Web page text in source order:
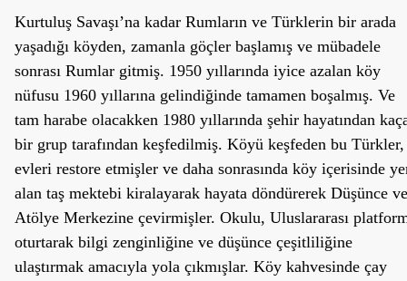
Kurtuluş Savaşı’na kadar Rumların ve Türklerin bir arada
yaşadığı köyden, zamanla göçler başlamış ve mübadele
sonrası Rumlar gitmiş. 1950 yıllarında iyice azalan köy
nüfusu 1960 yıllarına gelindiğinde tamamen boşalmış. Ve
tam harabe olacakken 1980 yıllarında şehir hayatından
bir grup tarafından keşfedilmiş. Köyü keşfeden bu Türkler,
evleri restore etmişler ve daha sonrasında köy içerisinde
alan taş mektebi kiralayarak hayata döndürerek Düşünce ve
Atölye Merkezine çevirmişler. Okulu, Uluslararası
oturtarak bilgi zenginliğine ve düşünce çeşitliliğine
ulaştırmak amacıyla yola çıkmışlar. Köy kahvesinde çay